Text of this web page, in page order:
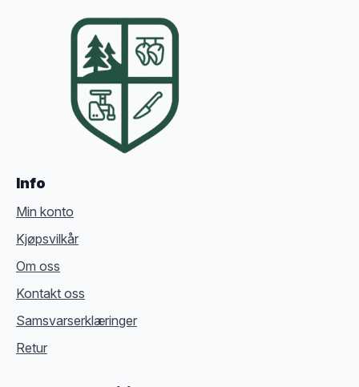
Info
Min konto
Kjøpsvilkår
Om oss
Kontakt oss
Samsvarserklæringer
Retur